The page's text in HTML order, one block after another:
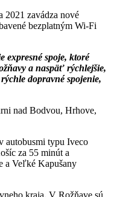
2021 zavádza nové
bezplatným Wi-Fi
expresné spoje, ktoré
a naspäť rýchlejšie,
dopravné spojenie,
nad Bodvou, Hrhove,
autobusmi typu Iveco
za 55 minút a
a Veľké Kapušany
kraja. V Rožňave sú